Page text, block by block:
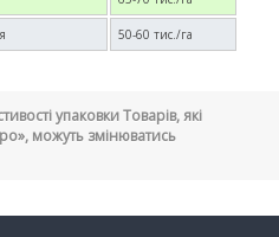
50-60 тис./га
упаковки Товарів, які
можуть змінюватись